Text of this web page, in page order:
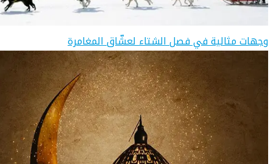
وجهات مثالية في فصل الشتاء لعشّاق المغامرة